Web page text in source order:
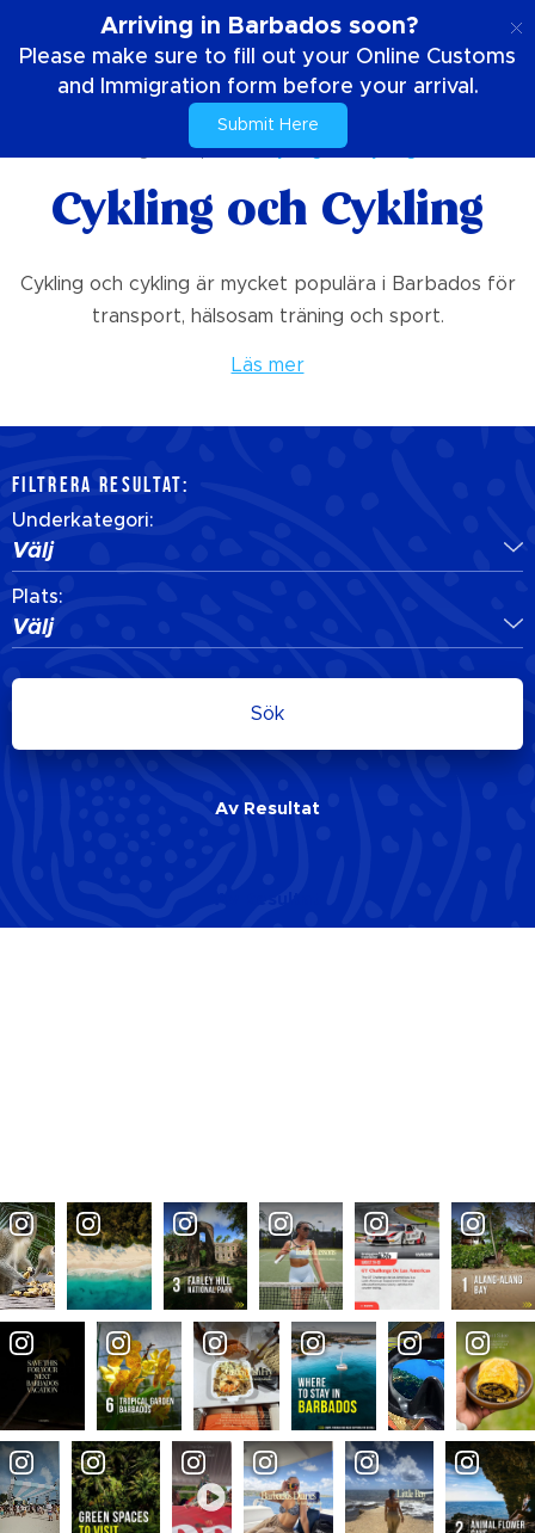
Arriving in Barbados soon?
Please make sure to fill out your Online Customs
and Immigration form before your arrival.
Submit Here
sporter Cykling och Cykling
Cykling och Cykling
Cykling och cykling är mycket populära i Barbados för
transport, hälsosam träning och sport.
Läs mer
FILTRERA RESULTAT:
Underkategori:
Välj
Plats:
Välj
Sök
Av Resultat